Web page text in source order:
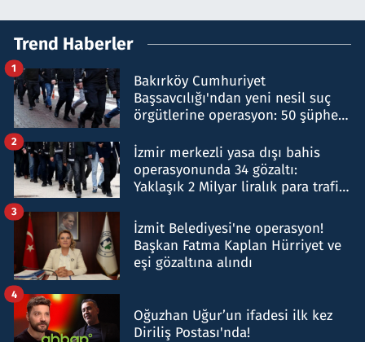
Trend Haberler
Bakırköy Cumhuriyet
Başsavcılığı'ndan yeni nesil suç
örgütlerine operasyon: 50 şüpheli
1
İzmir merkezli yasa dışı bahis
operasyonunda 34 gözaltı:
Yaklaşık 2 Milyar liralık para trafiği
2
İzmit Belediyesi'ne operasyon!
Başkan Fatma Kaplan Hürriyet ve
eşi gözaltına alındı
3
Oğuzhan Uğur’un ifadesi ilk kez
Diriliş Postası'nda!
4